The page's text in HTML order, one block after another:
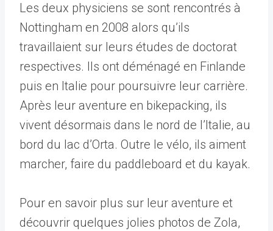
Les deux physiciens se sont rencontrés à
Nottingham en 2008 alors qu’ils
travaillaient sur leurs études de doctorat
respectives. Ils ont déménagé en Finlande
puis en Italie pour poursuivre leur carrière.
Après leur aventure en bikepacking, ils
vivent désormais dans le nord de l’Italie, au
bord du lac d’Orta. Outre le vélo, ils aiment
marcher, faire du paddleboard et du kayak.
Pour en savoir plus sur leur aventure et
découvrir quelques jolies photos de Zola,